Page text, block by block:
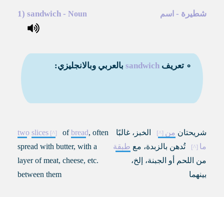
شطيرة - اسم 1) sandwich - Noun
∘ تعريفsandwich بالعربي وبالانجليزي:
شريحتان من الخبز، غالبًا
ما
تُدهن بالزبدة، مع طبقة
من اللحم أو الجبنة، إلخ،
بينهما
two slices ofbread, often
spread with butter, with a
layer of meat, cheese, etc.
between them